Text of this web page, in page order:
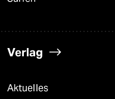
Verlag
Aktuelles